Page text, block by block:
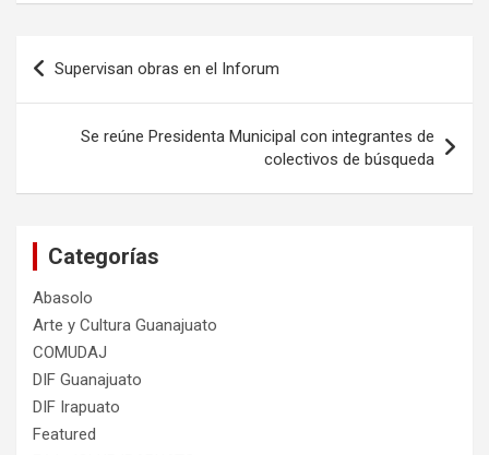
Navegación
de
entradas
Supervisan obras en el Inforum
Se reúne Presidenta Municipal con integrantes de
colectivos de búsqueda
Categorías
Abasolo
Arte y Cultura Guanajuato
COMUDAJ
DIF Guanajuato
DIF Irapuato
Featured